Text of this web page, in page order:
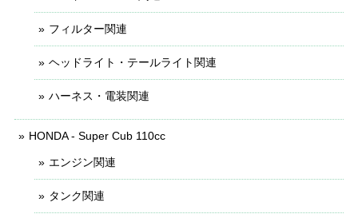
フィルター関連
ヘッドライト・テールライト関連
ハーネス・電装関連
HONDA - Super Cub 110cc
エンジン関連
タンク関連